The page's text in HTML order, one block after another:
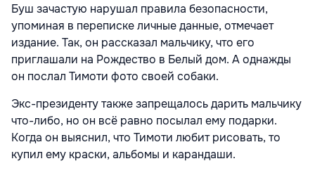
Буш зачастую нарушал правила безопасности,
упоминая в переписке личные данные, отмечает
издание. Так, он рассказал мальчику, что его
приглашали на Рождество в Белый дом. А однажды
он послал Тимоти фото своей собаки.
Экс-президенту также запрещалось дарить мальчику
что-либо, но он всё равно посылал ему подарки.
Когда он выяснил, что Тимоти любит рисовать, то
купил ему краски, альбомы и карандаши.